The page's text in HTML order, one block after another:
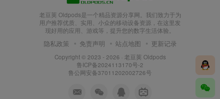
老豆荚 Oldpods是一个精品资源分享网。我们致力于为
用户推荐优质、实用、小众的移动设备资源，在这里发
现好用的应用、游戏等，提升您的数字生活体验。
隐私政策 免责声明 站点地图 更新记录
Copyright © 2023 - 2026 · 老豆荚 Oldpods
鲁ICP备2024113170号-2
鲁公网安备37011202002726号